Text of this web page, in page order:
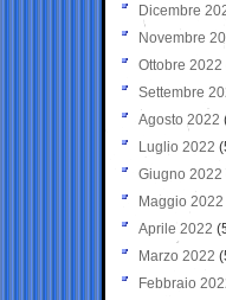
Dicembre
Novembre
Ottobre 2022
Settembre
Agosto 2022
Luglio 2022
Giugno 2022
Maggio 2022
Aprile 2022
Marzo 2022
Febbraio